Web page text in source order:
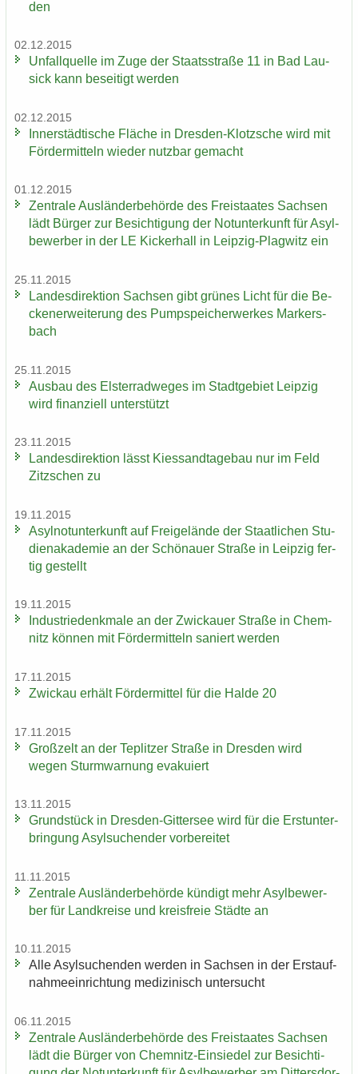
den
02.12.2015
Un­fall­quel­le im Zuge der Staats­stra­ße 11 in Bad Lau­
sick kann be­sei­tigt wer­den
02.12.2015
In­ner­städ­ti­sche Flä­che in Dresden-​Klotzsche wird mit
För­der­mit­teln wie­der nutz­bar ge­macht
01.12.2015
Zen­tra­le Aus­län­der­be­hör­de des Frei­staa­tes Sach­sen
lädt Bür­ger zur Be­sich­ti­gung der Not­un­ter­kunft für Asyl­
be­wer­ber in der LE Ki­cker­hall in Leipzig-​Plagwitz ein
25.11.2015
Lan­des­di­rek­ti­on Sach­sen gibt grü­nes Licht für die Be­
cken­er­wei­te­rung des Pump­spei­cher­wer­kes Mar­kers­
bach
25.11.2015
Aus­bau des Els­ter­rad­we­ges im Stadt­ge­biet Leip­zig
wird fi­nan­zi­ell un­ter­stützt
23.11.2015
Lan­des­di­rek­ti­on lässt Kies­sand­ta­ge­bau nur im Feld
Zitz­schen zu
19.11.2015
Asyl­not­un­ter­kunft auf Frei­ge­län­de der Staat­li­chen Stu­
di­en­aka­de­mie an der Schö­nau­er Stra­ße in Leip­zig fer­
tig ge­stellt
19.11.2015
In­dus­trie­denk­ma­le an der Zwi­ckau­er Stra­ße in Chem­
nitz kön­nen mit För­der­mit­teln sa­niert wer­den
17.11.2015
Zwi­ckau er­hält För­der­mit­tel für die Halde 20
17.11.2015
Groß­zelt an der Te­plit­zer Stra­ße in Dres­den wird
wegen Sturm­war­nung eva­ku­iert
13.11.2015
Grund­stück in Dresden-​Gittersee wird für die Erst­un­ter­
brin­gung Asyl­su­chen­der vor­be­rei­tet
11.11.2015
Zen­tra­le Aus­län­der­be­hör­de kün­digt mehr Asyl­be­wer­
ber für Land­krei­se und kreis­freie Städ­te an
10.11.2015
Alle Asyl­su­chen­den wer­den in Sach­sen in der Erst­auf­
nah­me­ein­rich­tung me­di­zi­nisch un­ter­sucht
06.11.2015
Zen­tra­le Aus­län­der­be­hör­de des Frei­staa­tes Sach­sen
lädt die Bür­ger von Chemnitz-​Einsiedel zur Be­sich­ti­